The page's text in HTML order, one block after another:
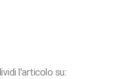
l'articolo su: